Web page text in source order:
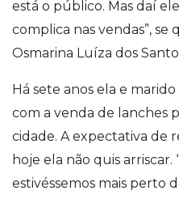
está o público. Mas daí
complica nas vendas”,
Osmarina Luíza dos
Há sete anos ela e
com a venda de lanches
cidade. A expectativa de
hoje ela não quis arriscar.
estivéssemos mais perto